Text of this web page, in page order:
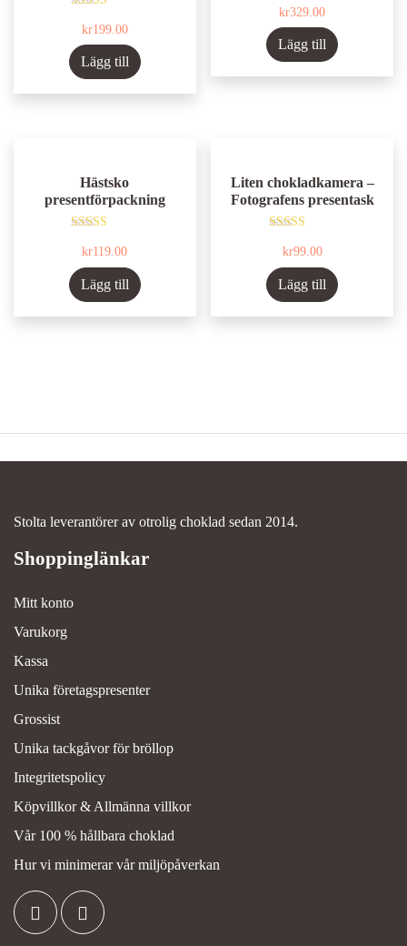
5.00
av 5
kr199.00
Lägg till
5.00
av 5
kr329.00
Lägg till
Hästsko
presentförpackning
5.00
kr119.00
Lägg till
Liten chokladkamera –
Fotografens presentask
4.80
kr99.00
Lägg till
Stolta leverantörer av otrolig choklad sedan 2014.
Mitt konto
Varukorg
Kassa
Unika företagspresenter
Grossist
Unika tackgåvor för bröllop
Integritetspolicy
Köpvillkor & Allmänna villkor
Vår 100 % hållbara choklad
Hur vi minimerar vår miljöpåverkan